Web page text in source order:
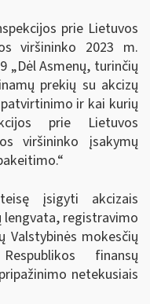
prie Lietuvos
viršininko 2023 m.
„Dėl Asmenų, turinčių
prekių su akcizų
ir kai kurių
prie Lietuvos
viršininko įsakymų
įsigyti akcizais
lengvata, registravimo
mokesčių
finansų
netekusiais